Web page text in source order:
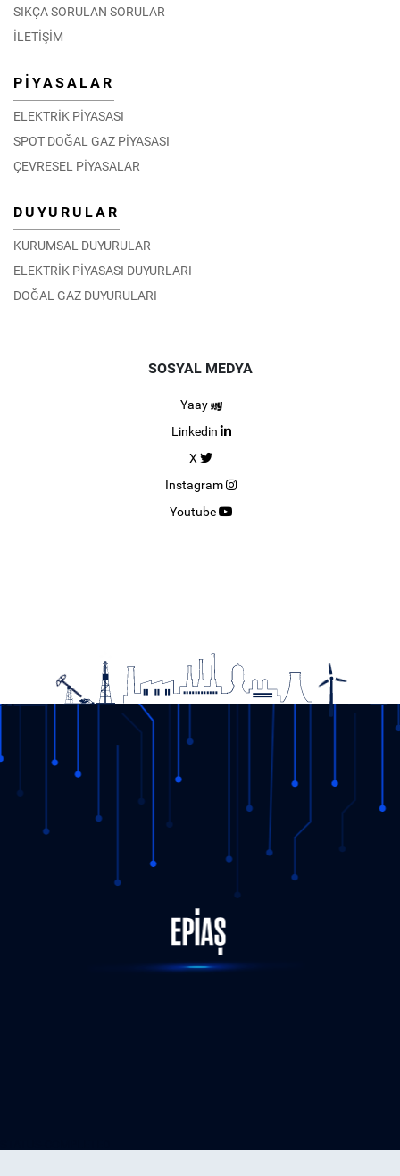
SIKÇA SORULAN SORULAR
İLETİŞİM
PİYASALAR
ELEKTRİK PİYASASI
SPOT DOĞAL GAZ PİYASASI
ÇEVRESEL PİYASALAR
DUYURULAR
KURUMSAL DUYURULAR
ELEKTRİK PİYASASI DUYURLARI
DOĞAL GAZ DUYURULARI
SOSYAL MEDYA
Yaay
Linkedin
X
Instagram
Youtube